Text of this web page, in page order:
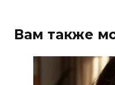
Вам также